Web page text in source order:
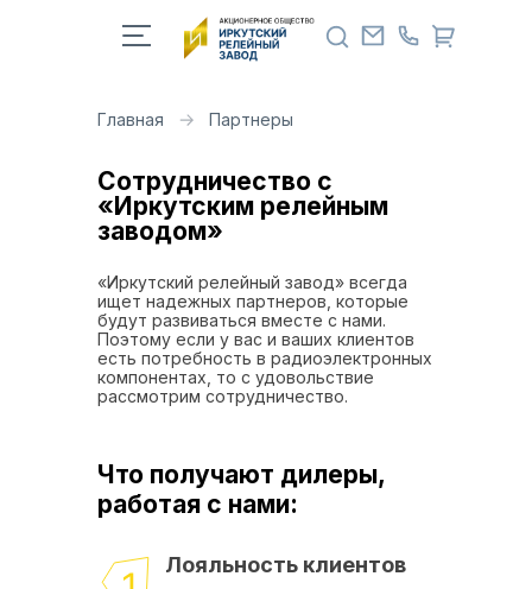
Главная Партнеры
Сотрудничество с
«Иркутским релейным
заводом»
«Иркутский релейный завод» всегда
ищет надежных партнеров, которые
будут развиваться вместе с нами.
Поэтому если у вас и ваших клиентов
есть потребность в радиоэлектронных
компонентах, то с удовольствие
рассмотрим сотрудничество.
Что получают дилеры,
работая с нами:
Лояльность клиентов